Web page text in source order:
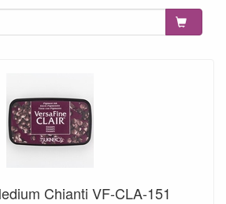
Chianti VF-CLA-151